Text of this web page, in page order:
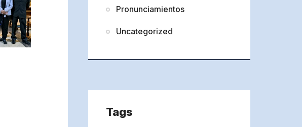
Pronunciamientos
Uncategorized
Tags